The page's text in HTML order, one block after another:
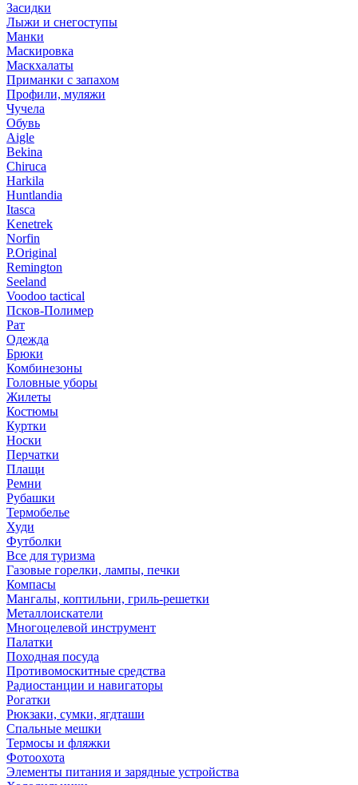
Засидки
Лыжи и снегоступы
Манки
Маскировка
Маскхалаты
Приманки с запахом
Профили, муляжи
Чучела
Обувь
Aigle
Bekina
Chiruсa
Harkila
Huntlandia
Itasca
Kenetrek
Norfin
P.Original
Remington
Seeland
Voodoo tactical
Псков-Полимер
Рат
Одежда
Брюки
Комбинезоны
Головные уборы
Жилеты
Костюмы
Куртки
Носки
Перчатки
Плащи
Ремни
Рубашки
Термобелье
Худи
Футболки
Все для туризма
Газовые горелки, лампы, печки
Компасы
Мангалы, коптильни, гриль-решетки
Металлоискатели
Многоцелевой инструмент
Палатки
Походная посуда
Противомоскитные средства
Радиостанции и навигаторы
Рогатки
Рюкзаки, сумки, ягдташи
Спальные мешки
Термосы и фляжки
Фотоохота
Элементы питания и зарядные устройства